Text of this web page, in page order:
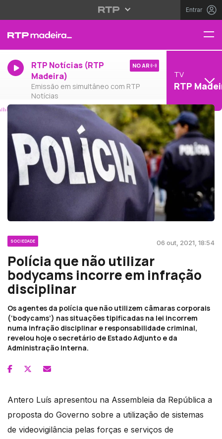
Entrar
RTP Notícias (RTP
Madeira)
Emissão em simultâneo com RTP
Notícias
NO AR
TV
RTP
SOCIEDADE 06 out, 2021, 18:54
Polícia que não utilizar
bodycams incorre em infração
disciplinar
Os agentes da polícia que não utilizem câmaras corporais
(‘bodycams’) nas situações tipificadas na lei incorrem
numa infração disciplinar e responsabilidade criminal,
revelou hoje o secretário de Estado Adjunto e da
Administração Interna.
Antero Luís apresentou na Assembleia da República a
proposta do Governo sobre a utilização de sistemas
de videovigilância pelas forças e serviços de